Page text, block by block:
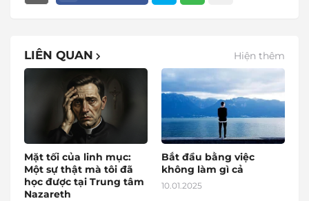
LIÊN QUAN Hiện thêm
Mặt tối của linh mục:
Một sự thật mà tôi đã
học được tại Trung tâm
Nazareth
Bắt đầu bằng việc
không làm gì cả
10.01.2025